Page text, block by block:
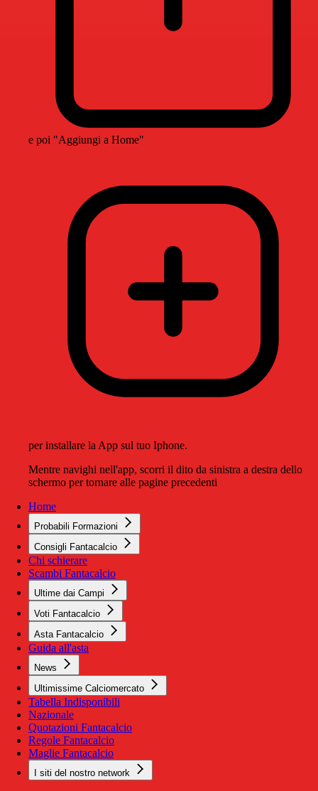
e poi "Aggiungi a Home"
per installare la App sul tuo Iphone.
Mentre navighi nell'app, scorri il dito da sinistra a destra dello
schermo per tornare alle pagine precedenti
Home
Probabili Formazioni
Consigli Fantacalcio
Chi schierare
Scambi Fantacalcio
Ultime dai Campi
Voti Fantacalcio
Asta Fantacalcio
Guida all'asta
News
Ultimissime Calciomercato
Tabella Indisponibili
Nazionale
Quotazioni Fantacalcio
Regole Fantacalcio
Maglie Fantacalcio
I siti del nostro network